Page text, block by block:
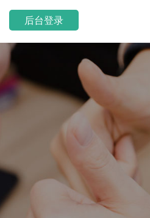
后台登录